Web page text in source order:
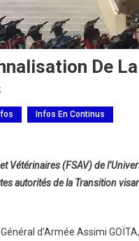
De
Infos En Continus
Vétérinaires (FSAV) de
autorités de la Transition
d’Armée Assimi